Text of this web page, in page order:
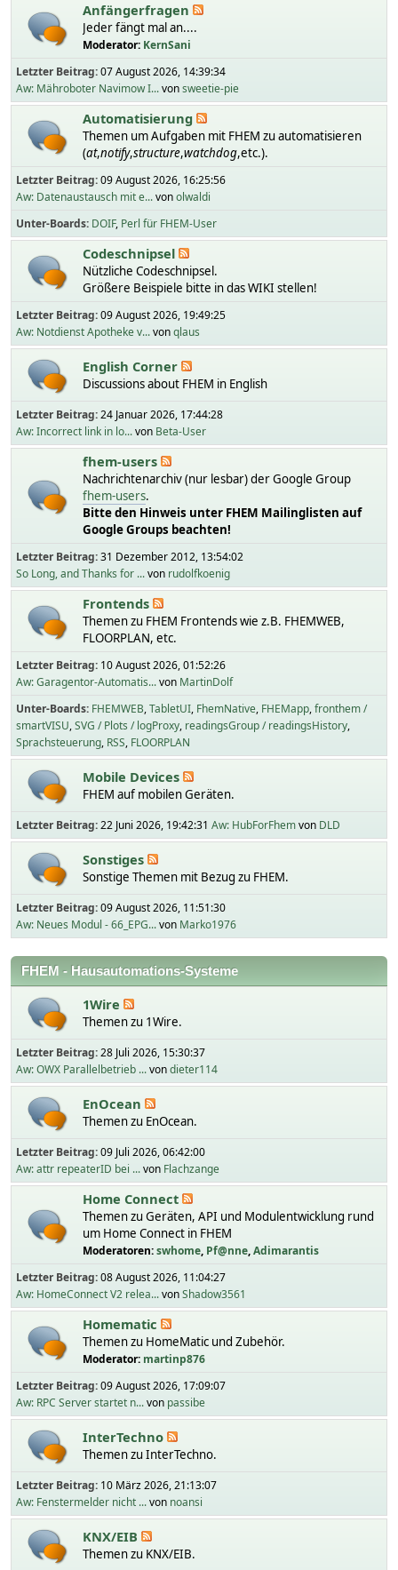
Anfängerfragen
Jeder fängt mal an....
Moderator: KernSani
Letzter Beitrag:07 August 2026, 14:39:34
Aw: Mähroboter Navimow I...vonsweetie-pie
Automatisierung
Themen um Aufgaben mit FHEM zu automatisieren
(at,notify,structure,watchdog,etc.).
Letzter Beitrag:09 August 2026, 16:25:56
Aw: Datenaustausch mit e...vonolwaldi
Unter-Boards DOIF Perl für FHEM-User
Codeschnipsel
Nützliche Codeschnipsel.
Größere Beispiele bitte in das WIKI stellen!
Letzter Beitrag:09 August 2026, 19:49:25
Aw: Notdienst Apotheke v...vonqlaus
English Corner
Discussions about FHEM in English
Letzter Beitrag:24 Januar 2026, 17:44:28
Aw: Incorrect link in lo...von Beta-User
fhem-users
Nachrichtenarchiv (nur lesbar) der Google Group
fhem-users.
Bitte den Hinweis unter FHEM Mailinglisten auf
Google Groups beachten!
Letzter Beitrag:31 Dezember 2012, 13:54:02
So Long, and Thanks for ...von rudolfkoenig
Frontends
Themen zu FHEM Frontends wie z.B. FHEMWEB,
FLOORPLAN, etc.
Letzter Beitrag: 10 August 2026, 01:52:26
Aw: Garagentor-Automatis...von MartinDolf
Unter-Boards FHEMWEB TabletUI FhemNative FHEMapp fronthem /
smartVISU SVG / Plots / logProxy readingsGroup / readingsHistory
Sprachsteuerung RSS FLOORPLAN
Mobile Devices
FHEM auf mobilen Geräten.
Letzter Beitrag:22 Juni 2026, 19:42:31 Aw: HubForFhemvon DLD
Sonstiges
Sonstige Themen mit Bezug zu FHEM.
Letzter Beitrag:09 August 2026, 11:51:30
Aw: Neues Modul - 66_EPG...von Marko1976
FHEM - Hausautomations-Systeme
1Wire
Themen zu 1Wire.
Letzter Beitrag:28 Juli 2026, 15:30:37
Aw: OWX Parallelbetrieb ...vondieter114
EnOcean
Themen zu EnOcean.
Letzter Beitrag:09 Juli 2026, 06:42:00
Aw: attr repeaterID bei ...von Flachzange
Home Connect
Themen zu Geräten, API und Modulentwicklung rund
um Home Connect in FHEM
Moderatoren:swhome, Pf@nne,Adimarantis
Letzter Beitrag:08 August 2026, 11:04:27
Aw: HomeConnect V2 relea...vonShadow3561
Homematic
Themen zu HomeMatic und Zubehör.
Moderator: martinp876
Letzter Beitrag:09 August 2026, 17:09:07
Aw: RPC Server startet n...von passibe
InterTechno
Themen zu InterTechno.
Letzter Beitrag: 10 März 2026, 21:13:07
Aw: Fenstermelder nicht ...von noansi
KNX/EIB
Themen zu KNX/EIB.